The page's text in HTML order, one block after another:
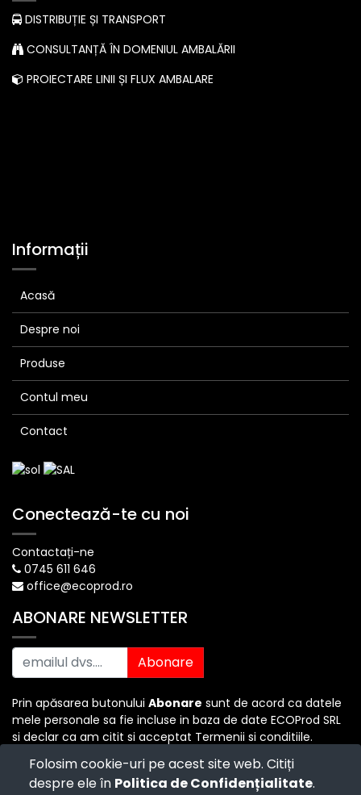
Folosim cookie-uri pe acest site web. Citiți
despre ele în Politica de Confidențialitate.
DISTRIBUȚIE ȘI TRANSPORT
CONSULTANȚĂ ÎN DOMENIUL AMBALĂRII
PROIECTARE LINII ȘI FLUX AMBALARE
Informații
Acasă
Despre noi
Produse
Contul meu
Contact
Conectează-te cu noi
Contactați-ne
0745 611 646
office@ecoprod.ro
ABONARE NEWSLETTER
Abonare
Prin apăsarea butonului Abonare sunt de acord ca datele
mele personale sa fie incluse in baza de date ECOProd SRL
si declar ca am citit si acceptat Termenii si conditiile.
Copyright © ECO PROD SRL -Termenii si Conditiile